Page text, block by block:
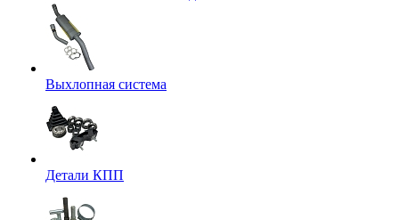
Выхлопная система
Детали КПП